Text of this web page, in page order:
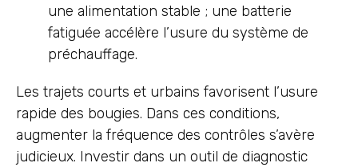
une alimentation stable ; une batterie
fatiguée accélère l’usure du système de
préchauffage.
Les trajets courts et urbains favorisent l’usure
rapide des bougies. Dans ces conditions,
augmenter la fréquence des contrôles s’avère
judicieux. Investir dans un outil de diagnostic